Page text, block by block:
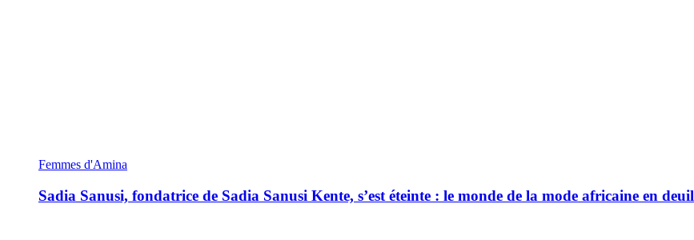
Femmes d'Amina
Sadia Sanusi, fondatrice de Sadia Sanusi Kente, s’est éteinte : le monde de la mode africaine en deuil